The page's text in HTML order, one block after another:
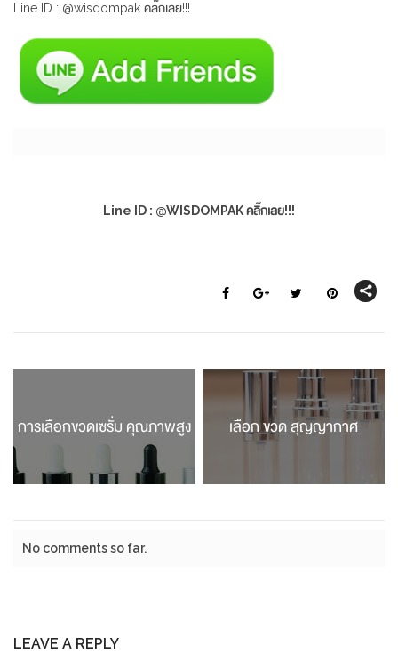
Line ID : @wisdompak คลิ๊กเลย!!!
Line ID : @WISDOMPAK คลิ๊กเลย!!!
เลือก ขวด สุญญากาศ
การเลือกขวดเซรั่ม คุณภาพสูง
No comments so far.
LEAVE A REPLY